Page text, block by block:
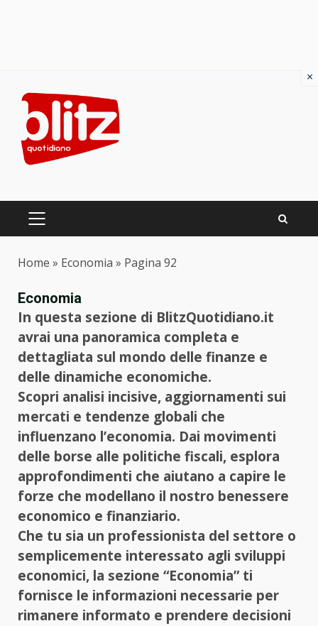
content
PRIMARY
Home » Economia » Pagina 92
Economia
In questa sezione di BlitzQuotidiano.it
avrai una panoramica completa e
dettagliata sul mondo delle finanze e
delle dinamiche economiche.
Scopri analisi incisive, aggiornamenti sui
mercati e tendenze globali che
influenzano l’economia. Dai movimenti
delle borse alle politiche fiscali, esplora
approfondimenti che aiutano a capire le
forze che modellano il nostro benessere
economico e finanziario.
Che tu sia un professionista del settore o
semplicemente interessato agli sviluppi
economici, la sezione “Economia” ti
fornisce le informazioni necessarie per
rimanere informato e prendere decisioni
×